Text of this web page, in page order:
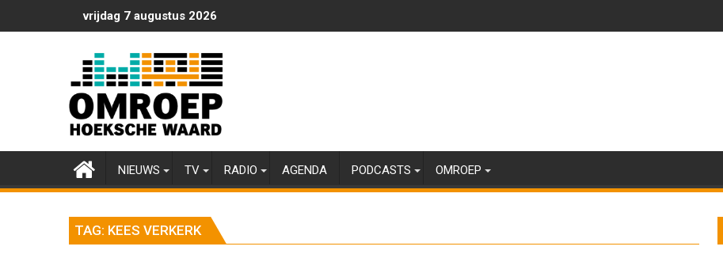
naar
vrijdag 7 augustus 2026
NIEUWS TV RADIO AGENDA PODCASTS OMROEP
TAG: KEES VERKERK